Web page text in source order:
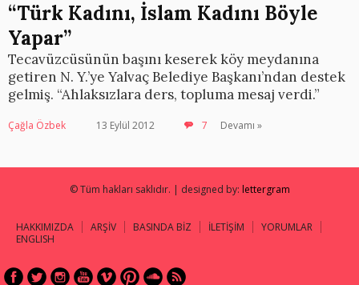
“Türk Kadını, İslam Kadını Böyle
Yapar”
Tecavüzcüsünün başını keserek köy meydanına
getiren N. Y.’ye Yalvaç Belediye Başkanı’ndan destek
gelmiş. “Ahlaksızlara ders, topluma mesaj verdi.”
Çağla Özbek 13 Eylül 2012 7 Devamı »
© Tüm hakları saklıdır. | designed by: lettergram
HAKKIMIZDA ARŞİV BASINDA BİZ İLETİŞİM
YORUMLAR
ENGLISH